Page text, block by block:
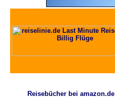
Reisebücher bei amazon.de